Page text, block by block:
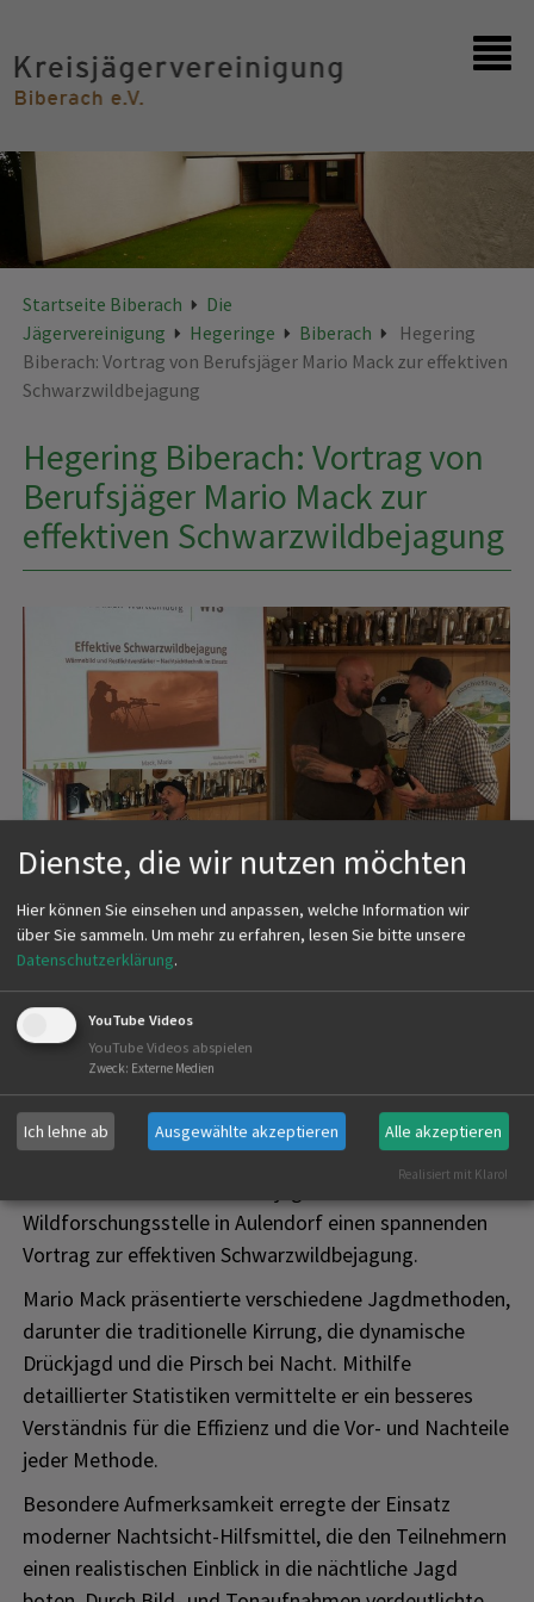
Startseite Biberach
Die
Jägervereinigung
Hegeringe Biberach
Hegering
Biberach: Vortrag von Berufsjäger Mario Mack zur effektiven
Schwarzwildbejagung
Hegering Biberach: Vortrag von
Berufsjäger Mario Mack zur
effektiven Schwarzwildbejagung
Erstellt am
18.07.2023
Wildforschungsstelle in Aulendorf einen spannenden
Vortrag zur effektiven Schwarzwildbejagung.
Mario Mack präsentierte verschiedene Jagdmethoden,
darunter die traditionelle Kirrung, die dynamische
Drückjagd und die Pirsch bei Nacht. Mithilfe
detaillierter Statistiken vermittelte er ein besseres
Verständnis für die Effizienz und die Vor- und Nachteile
jeder Methode.
Besondere Aufmerksamkeit erregte der Einsatz
moderner Nachtsicht-Hilfsmittel, die den Teilnehmern
einen realistischen Einblick in die nächtliche Jagd
Dienste, die wir nutzen möchten
Hier können Sie einsehen und anpassen, welche Information wir
über Sie sammeln. Um mehr zu erfahren, lesen Sie bitte unsere
Datenschutzerklärung.
YouTube Videos
YouTube Videos abspielen
Zweck: Externe Medien
Ich lehne ab Ausgewählte akzeptieren Alle akzeptieren
Realisiert mit Klaro!